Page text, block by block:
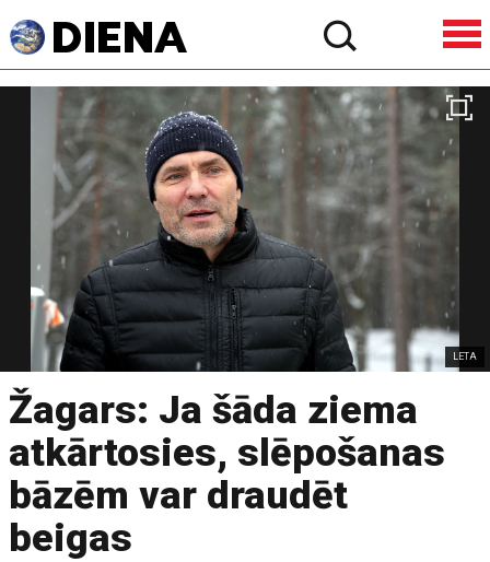
LETA
Žagars: Ja šāda ziema
atkārtosies, slēpošanas
bāzēm var draudēt
beigas